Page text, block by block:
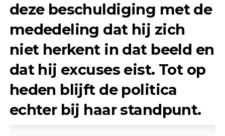
deze beschuldiging met de
mededeling dat hij zich
niet herkent in dat beeld en
dat hij excuses eist. Tot op
heden blijft de politica
echter bij haar standpunt.